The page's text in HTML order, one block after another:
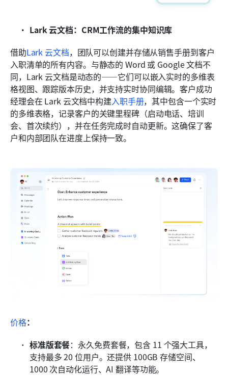
Lark 云文档：CRM工作流的集中知识库
借助Lark 云文档，团队可以创建并存储从销售手册到客户
入职清单的所有内容。与静态的 Word 或 Google 文档不
同，Lark 云文档是动态的——它们可以嵌入实时的多维表
格视图、跟踪版本历史，并支持实时协同编辑。客户成功
经理会在 Lark 云文档中构建入职手册，其中包含一个实时
的多维表格，记录客户的关键里程碑（启动电话、培训
会、首次续约），并在任务完成时自动更新。这确保了客
户和内部团队在进度上保持一致。
价格：
标准版套餐：永久免费套餐，包含 11 个强大工具，
支持最多 20 位用户。还提供 100GB 存储空间、
1000 次自动化运行、AI 翻译等功能。